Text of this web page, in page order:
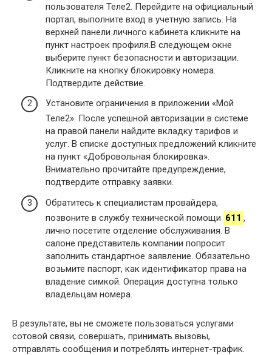
пользователя Теле2. Перейдите на официальный
портал, выполните вход в учетную запись. На
верхней панели личного кабинета кликните на
пункт настроек профиля.В следующем окне
выберите пункт безопасности и авторизации.
Кликните на кнопку блокировку номера.
Подтвердите действие.
Установите ограничения в приложении «Мой
Теле2». После успешной авторизации в системе
на правой панели найдите вкладку тарифов и
услуг. В списке доступных предложений кликните
на пункт «Добровольная блокировка».
Внимательно прочитайте предупреждение,
подтвердите отправку заявки.
Обратитесь к специалистам провайдера,
позвоните в службу технической помощи 611 ,
лично посетите отделение обслуживания. В
салоне представитель компании попросит
заполнить стандартное заявление. Обязательно
возьмите паспорт, как идентификатор права на
владение симкой. Операция доступна только
владельцам номера.
В результате, вы не сможете пользоваться услугами
сотовой связи, совершать, принимать вызовы,
отправлять сообщения и потреблять интернет-трафик.